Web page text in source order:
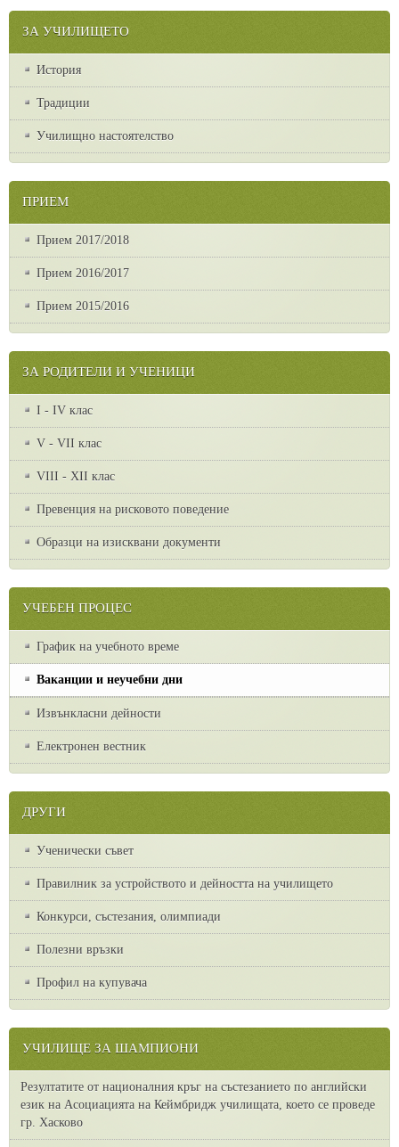
ЗА УЧИЛИЩЕТО
История
Традиции
Училищно настоятелство
ПРИЕМ
Прием 2017/2018
Прием 2016/2017
Прием 2015/2016
ЗА РОДИТЕЛИ И УЧЕНИЦИ
I - IV клас
V - VII клас
VІІІ - ХІІ клас
Превенция на рисковото поведение
Образци на изисквани документи
УЧЕБЕН ПРОЦЕС
График на учебното време
Ваканции и неучебни дни
Извънкласни дейности
Електронен вестник
ДРУГИ
Ученически съвет
Правилник за устройството и дейността на училището
Конкурси, състезания, олимпиади
Полезни връзки
Профил на купувача
УЧИЛИЩЕ ЗА ШАМПИОНИ
Резултатите от националния кръг на състезанието по английски
език на Асоциацията на Кеймбридж училищата, което се проведе
гр. Хасково